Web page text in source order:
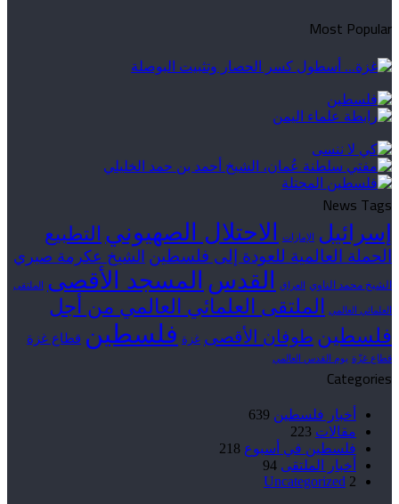
Most Popular
News Tags
إسرائيل الإمارات الاحتلال الصهيوني التطبيع
الحملة العالمية للعودة إلى فلسطين الشيخ عكرمة صبري
الشيخ محمد الناوي العراق القدس المسجد الأقصى الملتقى
العلمائي العالمي
الملتقى العلمائي العالمي من أجل
فلسطين طوفان الأقصى غزة فلسطين قطاع غزة
قطاع غزّة يوم القدس العالمي
Categories
أخبار فلسطين 639
مقالات 223
فلسطين في أسبوع 218
أخبار الملتقى 94
Uncategorized 2